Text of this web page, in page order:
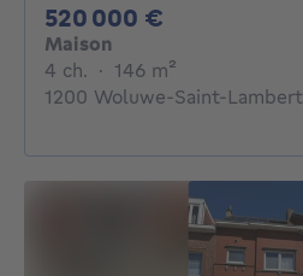
520 000 €
Maison
4 ch. 4 chambres
· 146 m²
1200 Woluwe-Saint-Lambert